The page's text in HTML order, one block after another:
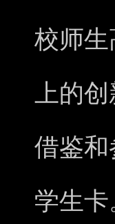
校师生
上的
借鉴
学生